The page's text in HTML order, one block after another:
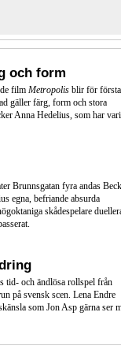
och form
film Metropolis blir för första
gäller färg, form och stora
Anna Hedelius, som har
Brunnsgatan fyra andas
egna, befriande absurda
skådespelare
tid- och ändlösa rollspel från
på svensk scen. Lena Endre
som Jon Asp gärna ser